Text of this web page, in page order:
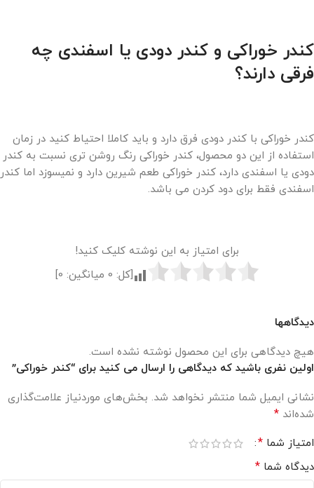
کندر خوراکی و کندر دودی یا اسفندی چه
فرقی دارند؟
کندر خوراکی با کندر دودی فرق دارد و باید کاملا احتیاط کنید در زمان
استفاده از این دو محصول، کندر خوراکی رنگ روشن تری نسبت به کندر
دودی یا اسفندی دارد، کندر خوراکی طعم شیرین دارد و نمیسوزد اما کندر
اسفندی فقط برای دود کردن می باشد.
برای امتیاز به این نوشته کلیک کنید!
[کل: 0 میانگین: 0
]
دیدگاهها
هیچ دیدگاهی برای این محصول نوشته نشده است.
اولین نفری باشید که دیدگاهی را ارسال می کنید برای “کندر خوراکی”
نشانی ایمیل شما منتشر نخواهد شد. بخش‌های موردنیاز علامت‌گذاری
شده‌اند *
امتیاز شما *
دیدگاه شما *